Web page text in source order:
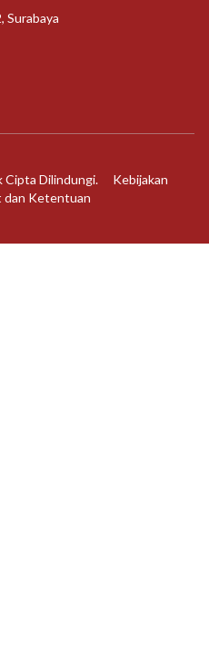
Surabaya
Dilindungi.
Kebijakan
dan Ketentuan